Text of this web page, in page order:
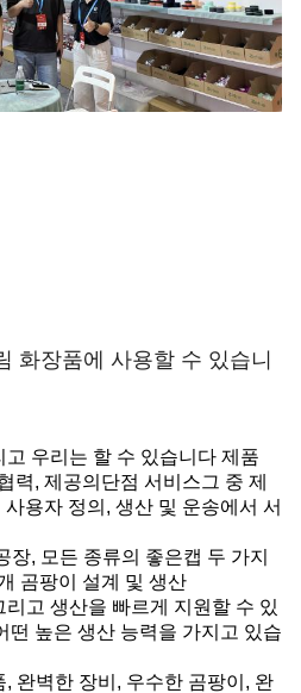
화장품에 사용할 수 있습니
고 우리는 할 수 있습니다 제품
력, 제공의 단점 서비스그 중 제
용자 정의, 생산 및 운송에서 서
장, 모든 종류의 좋은캡 두 가지
곰팡이 설계 및 생산
리고 생산을 빠르게 지원할 수 있
떤 높은 생산 능력을 가지고 있습
, 완벽한 장비, 우수한 곰팡이, 완